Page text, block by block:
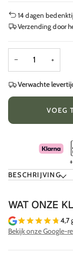
14 dagen
Verzending door
− +
Verwachte
VOEG
BESCHRIJVING
WAT ONZE
4,7
Bekijk onze Google-